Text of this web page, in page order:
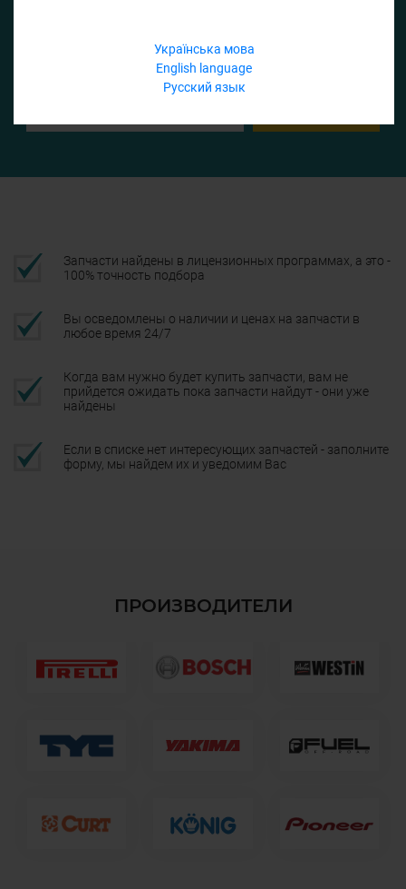
Українська мова
English language
Русский язык
Запчасти найдены в лицензионных программах, а это -
100% точность подбора
Вы осведомлены о наличии и ценах на запчасти в
любое время 24/7
Когда вам нужно будет купить запчасти, вам не
прийдется ожидать пока запчасти найдут - они уже
найдены
Если в списке нет интересующих запчастей - заполните
форму, мы найдем их и уведомим Вас
ПРОИЗВОДИТЕЛИ